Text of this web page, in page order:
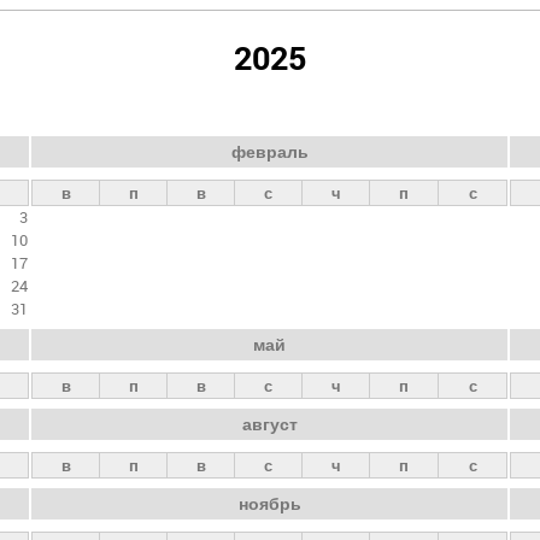
2025
3
10
17
24
31
февраль
в п в с ч п с
май
в п в с ч п с
август
в п в с ч п с
ноябрь